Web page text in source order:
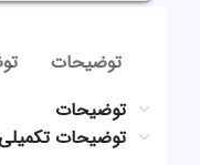
توضیحات
توضیحات
توضیحات تکمیلی